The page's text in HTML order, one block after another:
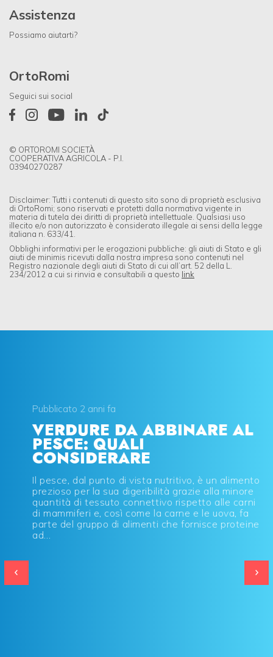
Assistenza
Possiamo aiutarti?
OrtoRomi
Seguici sui social
© ORTOROMI SOCIETÀ
COOPERATIVA AGRICOLA - P.I.
03940270287
Disclaimer: Tutti i contenuti di questo sito sono di proprietà esclusiva
di OrtoRomi; sono riservati e protetti dalla normativa vigente in
materia di tutela dei diritti di proprietà intellettuale. Qualsiasi uso
illecito e/o non autorizzato è considerato illegale ai sensi della legge
italiana n. 633/41.
Obblighi informativi per le erogazioni pubbliche: gli aiuti di Stato e gli
aiuti de minimis ricevuti dalla nostra impresa sono contenuti nel
Registro nazionale degli aiuti di Stato di cui all’art. 52 della L.
234/2012 a cui si rinvia e consultabili a questo link
Pubblicato 2 anni fa
VERDURE DA ABBINARE AL
PESCE: QUALI
CONSIDERARE
Il pesce, dal punto di vista nutritivo, è un alimento
prezioso per la sua digeribilità grazie alla minore
quantità di tessuto connettivo rispetto alle carni
di mammiferi e, così come la carne e le uova, fa
parte del gruppo di alimenti che fornisce proteine
ad...